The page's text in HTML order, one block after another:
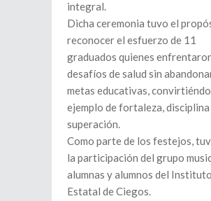
integral.
Dicha ceremonia tuvo el
reconocer el esfuerzo de 11
graduados quienes
desafíos de salud sin
metas educativas,
ejemplo de fortaleza,
superación.
Como parte de los festejos,
la participación del grupo
alumnas y alumnos del Instituto
Estatal de Ciegos.